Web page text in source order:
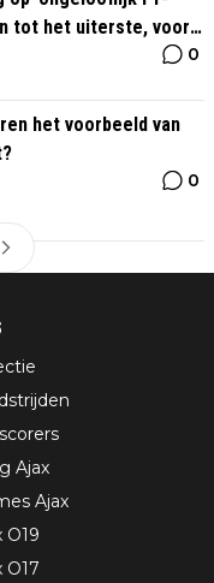
tot het uiterste, vooral
0
het voorbeeld van
0
Ajax
Ajax
O19
O17